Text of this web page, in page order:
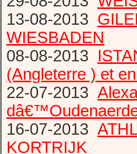
13-08-2013
WIESBADEN
08-08-2013
(Angleterre ) et
22-07-2013
16-07-2013
KORTRIJK